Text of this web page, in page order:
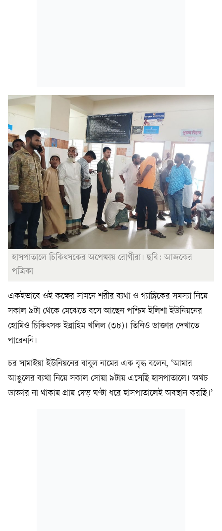
হাসপাতালে চিকিৎসকের অপেক্ষায় রোগীরা। ছবি: আজকের
পত্রিকা
একইভাবে ওই কক্ষের সামনে শরীর ব্যথা ও গ্যাস্ট্রিকের সমস্যা নিয়ে
সকাল ৯টা থেকে মেঝেতে বসে আছেন পশ্চিম ইলিশা ইউনিয়নের
হোমিও চিকিৎসক ইব্রাহিম খলিল (৩৮)। তিনিও ডাক্তার দেখাতে
পারেননি।
চর সামাইয়া ইউনিয়নের বাবুল নামের এক বৃদ্ধ বলেন, ‘আমার
আঙুলের ব্যথা নিয়ে সকাল সোয়া ৯টায় এসেছি হাসপাতালে। অথচ
ডাক্তার না থাকায় প্রায় দেড় ঘণ্টা ধরে হাসপাতালেই অবস্থান করছি।’